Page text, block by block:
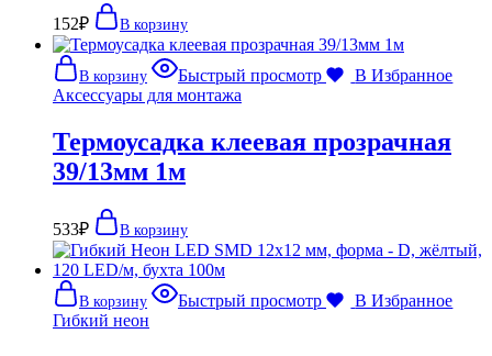
152₽ В корзину
В корзину Быстрый просмотр
В Избранное
Аксессуары для монтажа
Термоусадка клеевая прозрачная
39/13мм 1м
533₽ В корзину
В корзину Быстрый просмотр
В Избранное
Гибкий неон